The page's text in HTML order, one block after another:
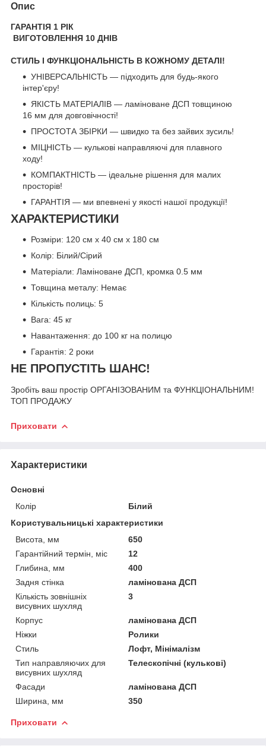
Опис
ГАРАНТІЯ 1 РІК
ВИГОТОВЛЕННЯ 10 ДНІВ
СТИЛЬ І ФУНКЦІОНАЛЬНІСТЬ В КОЖНОМУ ДЕТАЛІ!
УНІВЕРСАЛЬНІСТЬ — підходить для будь-якого
інтер'єру!
ЯКІСТЬ МАТЕРІАЛІВ — ламіноване ДСП товщиною
16 мм для довговічності!
ПРОСТОТА ЗБІРКИ — швидко та без зайвих зусиль!
МІЦНІСТЬ — кулькові направляючі для плавного
ходу!
КОМПАКТНІСТЬ — ідеальне рішення для малих
просторів!
ГАРАНТІЯ — ми впевнені у якості нашої продукції!
ХАРАКТЕРИСТИКИ
Розміри: 120 см x 40 см x 180 см
Колір: Білий/Сірий
Матеріали: Ламіноване ДСП, кромка 0.5 мм
Товщина металу: Немає
Кількість полиць: 5
Вага: 45 кг
Навантаження: до 100 кг на полицю
Гарантія: 2 роки
НЕ ПРОПУСТІТЬ ШАНС!
Зробіть ваш простір ОРГАНІЗОВАНИМ та ФУНКЦІОНАЛЬНИМ!
ТОП ПРОДАЖУ
Приховати
Характеристики
Основні
Колір
Білий
Користувальницькі характеристики
Висота, мм
650
Гарантійний термін, міс
12
Глибина, мм
400
Задня стінка
ламінована ДСП
Кількість зовнішніх
висувних шухляд
3
Корпус
ламінована ДСП
Ніжки
Ролики
Стиль
Лофт, Мінімалізм
Тип направляючих для
висувних шухляд
Телескопічні (кулькові)
Фасади
ламінована ДСП
Ширина, мм
350
Приховати